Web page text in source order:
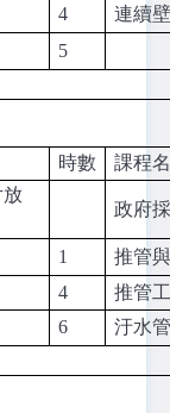
4
連續
5
時數
課程
放
政府
1
推管
4
推管
6 汙水